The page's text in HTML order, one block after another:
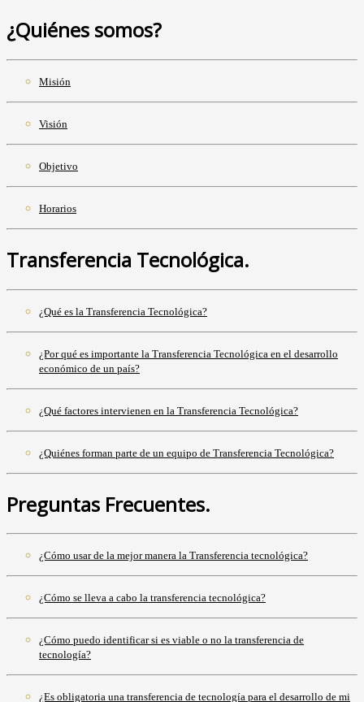
¿Quiénes somos?
Misión
Visión
Objetivo
Horarios
Transferencia Tecnológica.
¿Qué es la Transferencia Tecnológica?
¿Por qué es importante la Transferencia Tecnológica en el desarrollo
económico de un país?
¿Qué factores intervienen en la Transferencia Tecnológica?
¿Quiénes forman parte de un equipo de Transferencia Tecnológica?
Preguntas Frecuentes.
¿Cómo usar de la mejor manera la Transferencia tecnológica?
¿Cómo se lleva a cabo la transferencia tecnológica?
¿Cómo puedo identificar si es viable o no la transferencia de
tecnología?
¿Es obligatoria una transferencia de tecnología para el desarrollo de mi